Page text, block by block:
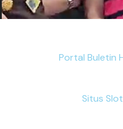
Portal Buletin
Situs